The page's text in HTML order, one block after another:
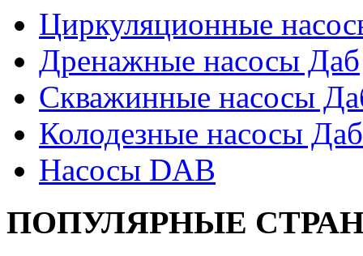
Циркуляционные
Дренажные насосы Даб
Скважинные насосы
Колодезные насосы Даб
Насосы DAB
ПОПУЛЯРНЫЕ